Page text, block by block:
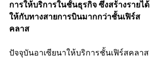
การให้บริการในชั้นธุรกิจ ซึ่งสร้างรายได้
ให้กับทางสายการบินมากกว่าชั้นเฟิร์ส
คลาส
ปัจจุบันอาเซียนาให้บริการชั้นเฟิร์สคลาส